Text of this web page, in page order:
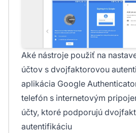
Aké nástroje použiť na
účtov s dvojfaktorovou
aplikácia Google
telefón s internetovým
účty, ktoré podporujú
autentifikáciu